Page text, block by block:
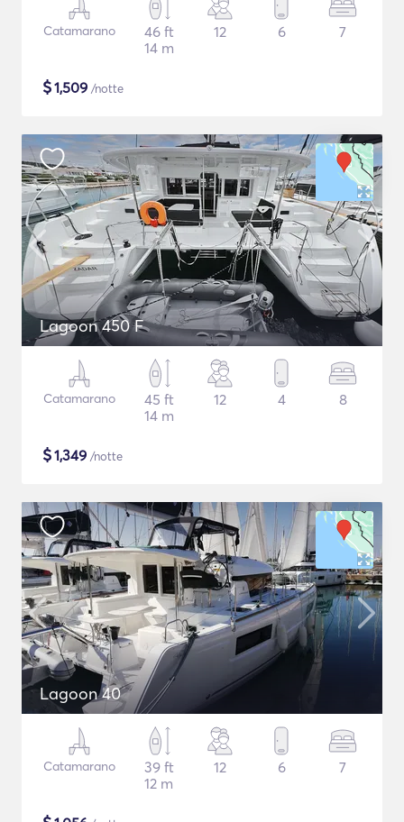
Catamarano
46 ft
14 m
12 6 7
$1,509 /notte
Lagoon 450 F
Catamarano
45 ft
14 m
12 4 8
$1,349 /notte
Lagoon 40
Catamarano
39 ft
12 m
12 6 7